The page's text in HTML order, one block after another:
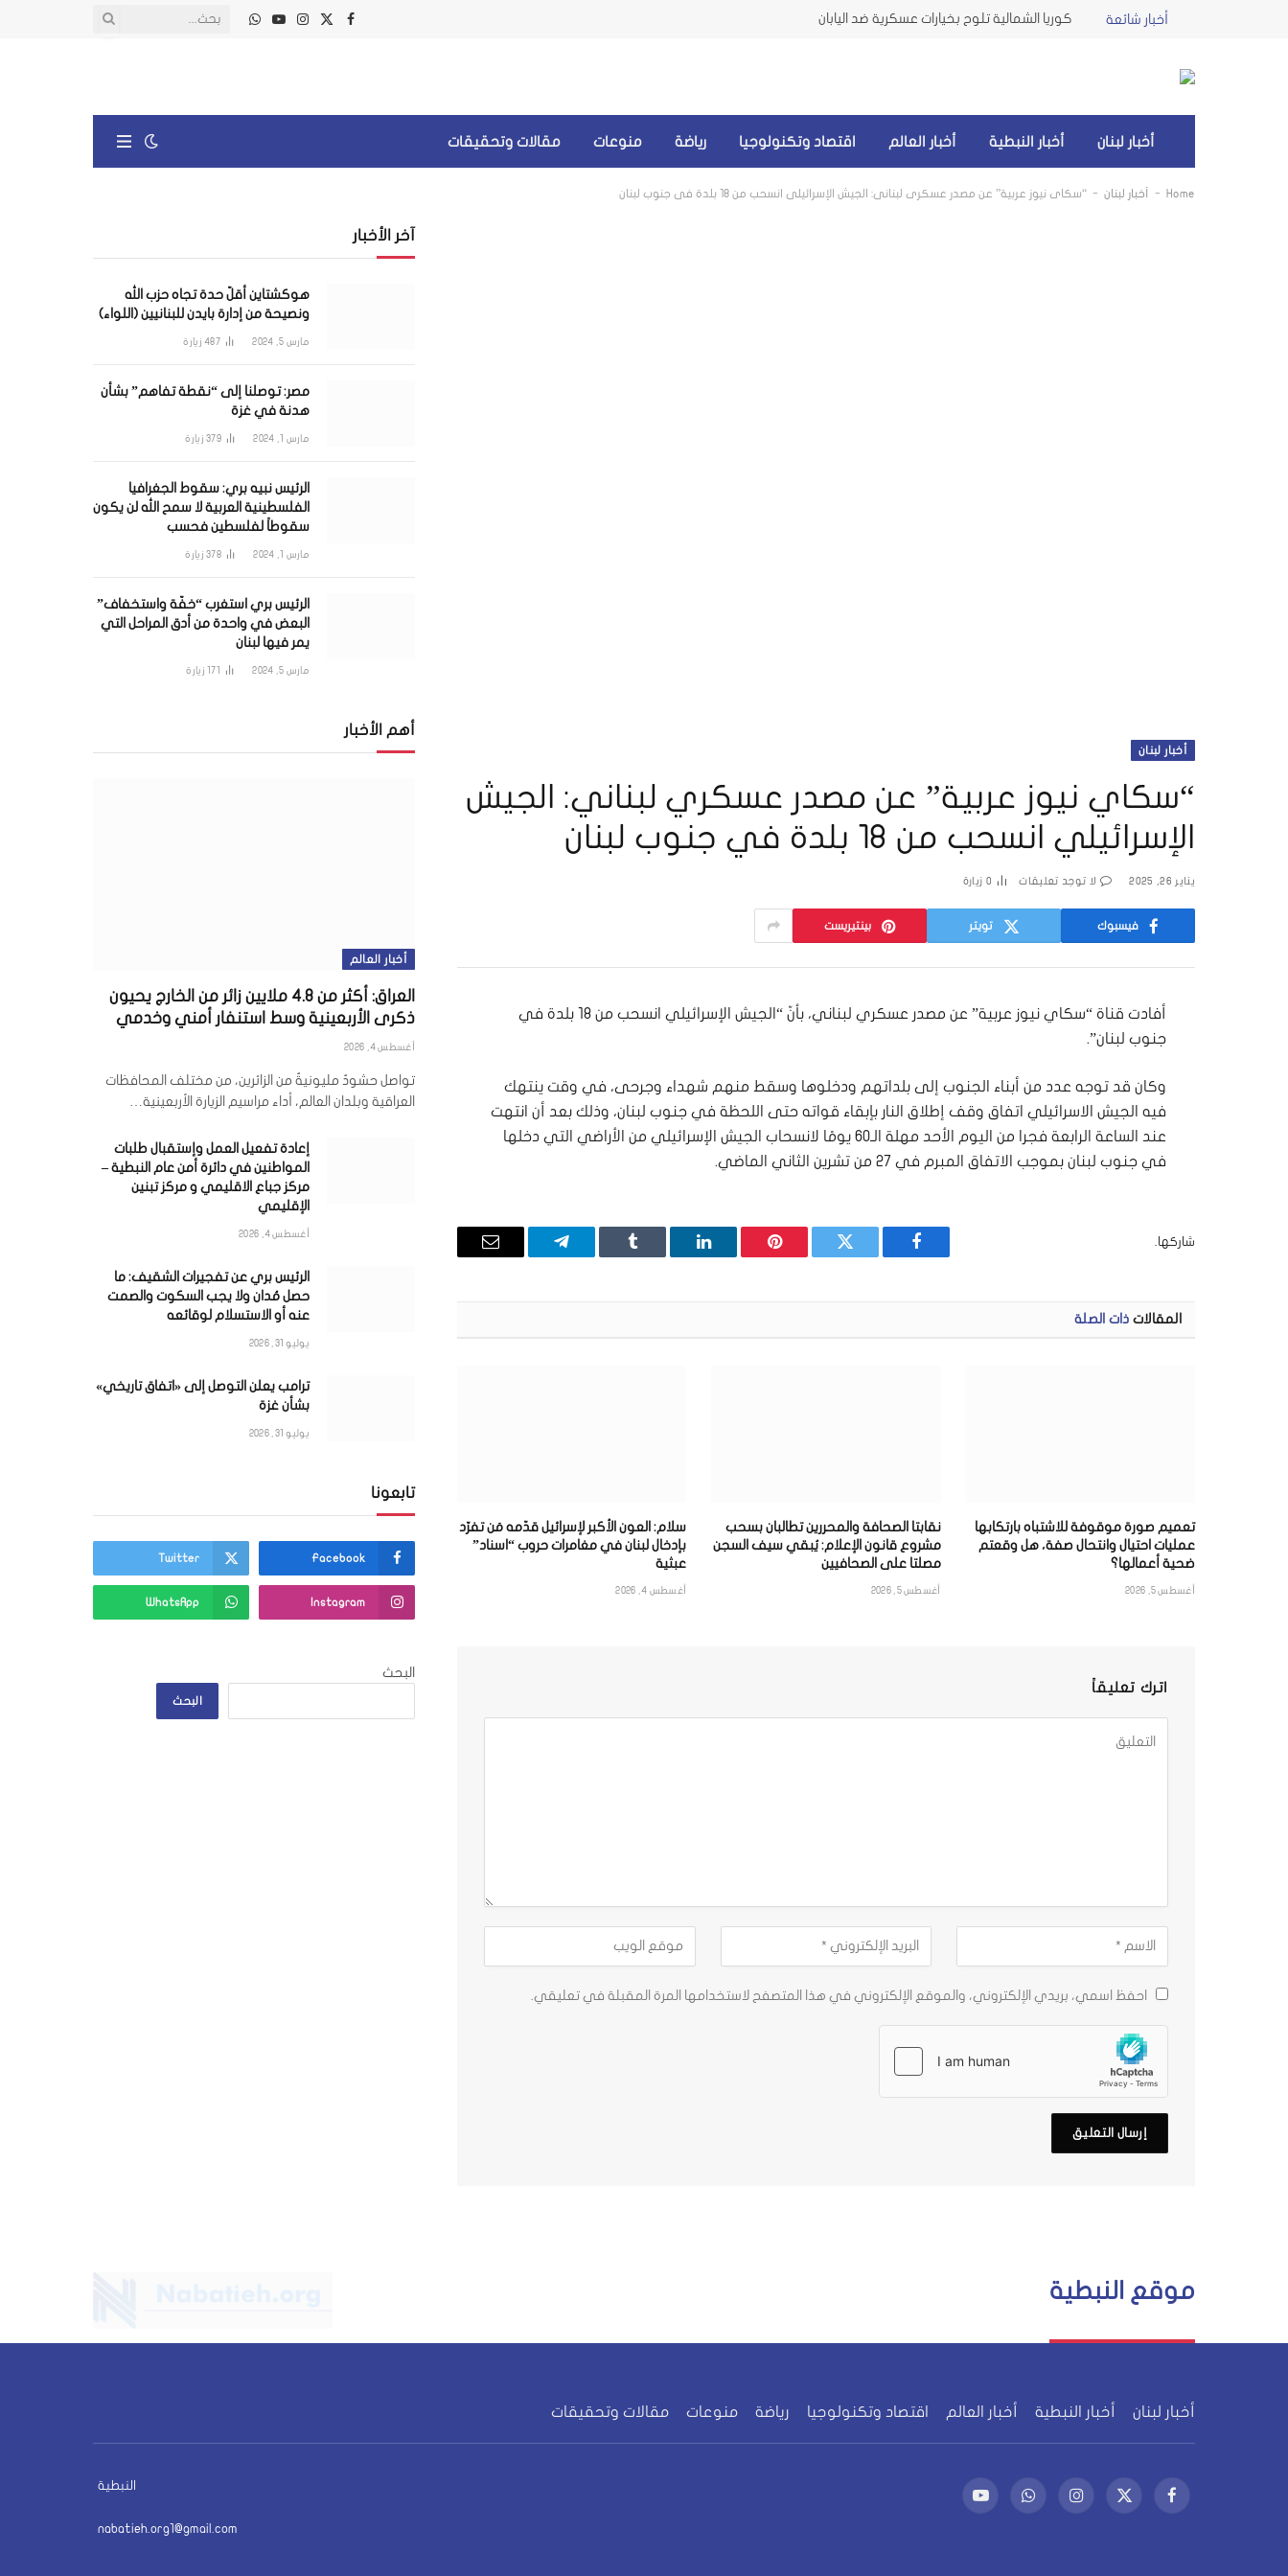
أخبار شائعة كوريا الشمالية تلوح بخيارات عسكرية ضد اليابان
فيسبوك
X
الانستغرام
يوتيوبواتساب
أخبار لبنان أخبار النبطية أخبار العالم اقتصاد وتكنولوجيا رياضة منوعات مقالات وتحقيقات
Home
- أخبار لبنان - “سكاي نيوز عربية” عن مصدر عسكري لبناني: الجيش الإسرائيلي انسحب من 18 بلدة في جنوب لبنان
أخبار لبنان
“سكاي نيوز عربية” عن مصدر عسكري لبناني: الجيش
الإسرائيلي انسحب من 18 بلدة في جنوب لبنان
يناير 26, 2025 لا توجد تعليقات 0 زيارة
فيسبوك تويتر بينتيريست
أفادت قناة “سكاي نيوز عربية” عن مصدر عسكري لبناني، بأنّ “الجيش الإسرائيلي انسحب من 18 بلدة في
جنوب لبنان”.
وكان قد توجه عدد من أبناء الجنوب إلى بلداتهم ودخلوها وسقط منهم شهداء وجرحى، في وقت ينتهك
فيه الجيش الاسرائيلي اتفاق وقف إطلاق النار بإبقاء قواته حتى اللحظة في جنوب لبنان، وذلك بعد أن انتهت
عند الساعة الرابعة فجرا من اليوم الأحد مهلة الـ60 يومًا لانسحاب الجيش الإسرائيلي من الأراضي التي دخلها
في جنوب لبنان بموجب الاتفاق المبرم في 27 من تشرين الثاني الماضي.
شاركها.
فيسبوك تويتر بينتيريستلينكدإن Tumblr تيلقرام
البريد
المقالات ذات الصلة
تعميم صورة موقوفة للاشتباه بارتكابها
عمليات احتيال وانتحال صفة، هل وقعتم
ضحية أعمالها؟
أغسطس 5, 2026
نقابتا الصحافة والمحررين تطالبان بسحب
مشروع قانون الإعلام: يُبقي سيف السجن
مصلتا على الصحافيين
أغسطس 5, 2026
سلام: العون الأكبر لإسرائيل قدّمه مَن تفرّد
بإدخال لبنان في مغامرات حروب “اسناد”
عبثية
أغسطس 4, 2026
اترك تعليقاً
احفظ اسمي، بريدي الإلكتروني، والموقع الإلكتروني في هذا المتصفح لاستخدامها المرة المقبلة في تعليقي.
آخر الأخبار
هوكشتاين أقلّ حدة تجاه حزب الله
ونصيحة من إدارة بايدن للبنانيين (اللواء)
مارس 5, 2024 487 زيارة
مصر: توصلنا إلى “نقطة تفاهم” بشأن
هدنة في غزة
مارس 1, 2024 379 زيارة
الرئيس نبيه بري: سقوط الجغرافيا
الفلسطينية العربية لا سمح الله لن يكون
سقوطاً لفلسطين فحسب
مارس 1, 2024 378 زيارة
الرئيس بري استغرب “خفّة واستخفاف”
البعض في واحدة من أدق المراحل التي
يمر فيها لبنان
مارس 5, 2024 171 زيارة
أهم الأخبار
أخبار العالم
العراق: أكثر من 4.8 ملايين زائر من الخارج يحيون
ذكرى الأربعينية وسط استنفار أمني وخدمي
أغسطس 4, 2026
تواصل حشودٌ مليونيةٌ من الزائرين، من مختلف المحافظات
العراقية وبلدان العالم، أداء مراسيم الزيارة الأربعينية…
إعادة تفعيل العمل وإستقبال طلبات
المواطنين في دائرة أمن عام النبطية –
مركز جباع الاقليمي و مركز تبنين
الإقليمي
أغسطس 4, 2026
الرئيس بري عن تفجيرات الشقيف: ما
حصل مُدان ولا يجب السكوت والصمت
عنه أو الاستسلام لوقائعه
يوليو 31, 2026
ترامب يعلن التوصل إلى «اتفاق تاريخي»
بشأن غزة
يوليو 31, 2026
تابعونا
Facebook
Twitter
Instagram
WhatsApp
البحث
البحث
موقع النبطية
أخبار لبنان أخبار النبطية أخبار العالم اقتصاد وتكنولوجيا رياضة منوعات مقالات وتحقيقات
فيسبوكX
الانستغرامواتساب يوتيوب
النبطية
nabatieh.org1@gmail.com